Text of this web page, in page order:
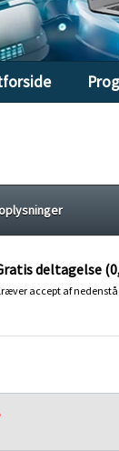
deltagelse
accept af